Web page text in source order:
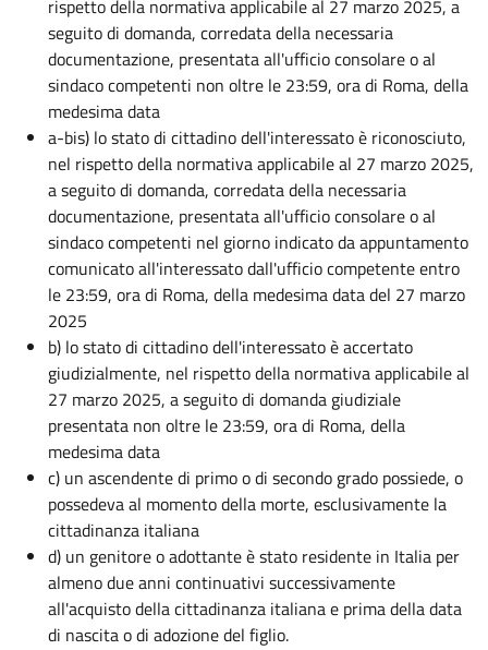
rispetto della normativa applicabile al 27 marzo 2025, a
seguito di domanda, corredata della necessaria
documentazione, presentata all'ufficio consolare o al
sindaco competenti non oltre le 23:59, ora di Roma, della
medesima data
a-bis) lo stato di cittadino dell'interessato è riconosciuto,
nel rispetto della normativa applicabile al 27 marzo 2025,
a seguito di domanda, corredata della necessaria
documentazione, presentata all'ufficio consolare o al
sindaco competenti nel giorno indicato da appuntamento
comunicato all'interessato dall'ufficio competente entro
le 23:59, ora di Roma, della medesima data del 27 marzo
2025
b) lo stato di cittadino dell'interessato è accertato
giudizialmente, nel rispetto della normativa applicabile al
27 marzo 2025, a seguito di domanda giudiziale
presentata non oltre le 23:59, ora di Roma, della
medesima data
c) un ascendente di primo o di secondo grado possiede, o
possedeva al momento della morte, esclusivamente la
cittadinanza italiana
d) un genitore o adottante è stato residente in Italia per
almeno due anni continuativi successivamente
all'acquisto della cittadinanza italiana e prima della data
di nascita o di adozione del figlio.